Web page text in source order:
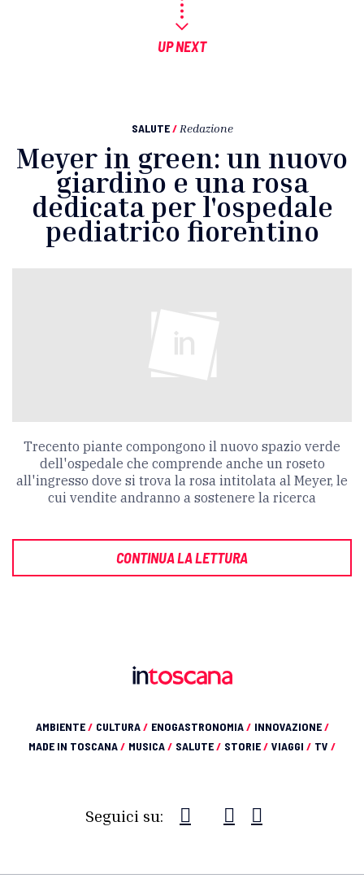
UP NEXT
SALUTE / Redazione
Meyer in green: un nuovo
giardino e una rosa
dedicata per l'ospedale
pediatrico fiorentino
Trecento piante compongono il nuovo spazio verde
dell'ospedale che comprende anche un roseto
all'ingresso dove si trova la rosa intitolata al Meyer, le
cui vendite andranno a sostenere la ricerca
CONTINUA LA LETTURA
AMBIENTE/ CULTURA/ ENOGASTRONOMIA/ INNOVAZIONE/
MADE IN TOSCANA/ MUSICA/ SALUTE/ STORIE/ VIAGGI / TV /
Seguici su: